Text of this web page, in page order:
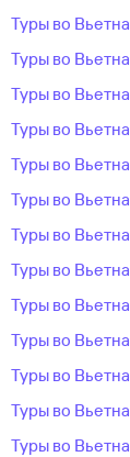
Туры во
Туры во
Туры во
Туры во
Туры во
Туры во
Туры во
Туры во
Туры во
Туры во
Туры во
Туры во
Туры во